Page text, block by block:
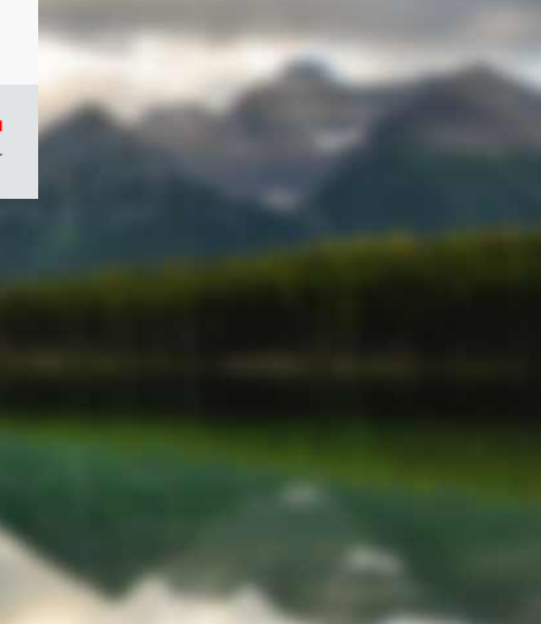
/
gouvernement
du